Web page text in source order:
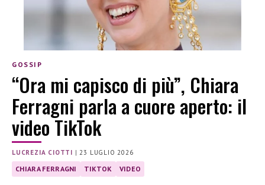
GOSSIP
“Ora mi capisco di più”, Chiara
Ferragni parla a cuore aperto: il
video TikTok
LUCREZIA CIOTTI |23 LUGLIO 2026
CHIARA FERRAGNI TIKTOK VIDEO